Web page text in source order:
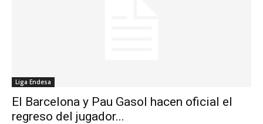
Liga Endesa
El Barcelona y Pau Gasol hacen oficial el
regreso del jugador...